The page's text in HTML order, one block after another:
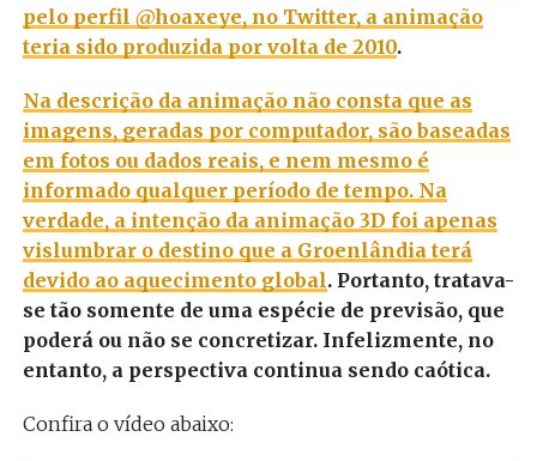
pelo perfil @hoaxeye, no Twitter, a animação
teria sido produzida por volta de 2010.
Na descrição da animação não consta que as
imagens, geradas por computador, são baseadas
em fotos ou dados reais, e nem mesmo é
informado qualquer período de tempo. Na
verdade, a intenção da animação 3D foi apenas
vislumbrar o destino que a Groenlândia terá
devido ao aquecimento global. Portanto, tratava-
se tão somente de uma espécie de previsão, que
poderá ou não se concretizar. Infelizmente, no
entanto, a perspectiva continua sendo caótica.
Confira o vídeo abaixo: